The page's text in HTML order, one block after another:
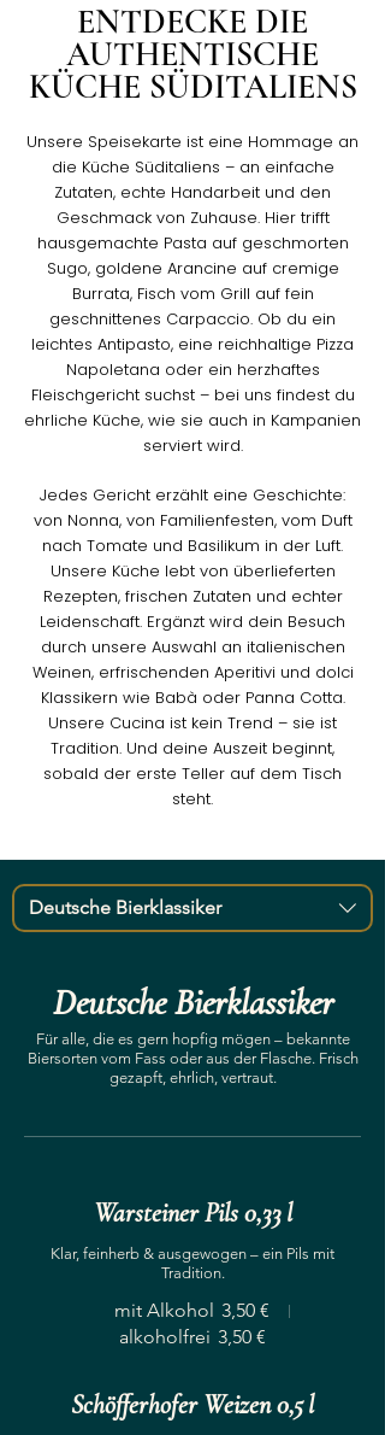
ENTDECKE DIE
AUTHENTISCHE
KÜCHE SÜDITALIENS
Unsere Speisekarte ist eine Hommage an
die Küche Süditaliens – an einfache
Zutaten, echte Handarbeit und den
Geschmack von Zuhause. Hier trifft
hausgemachte Pasta auf geschmorten
Sugo, goldene Arancine auf cremige
Burrata, Fisch vom Grill auf fein
geschnittenes Carpaccio. Ob du ein
leichtes Antipasto, eine reichhaltige Pizza
Napoletana oder ein herzhaftes
Fleischgericht suchst – bei uns findest du
ehrliche Küche, wie sie auch in Kampanien
serviert wird.
Jedes Gericht erzählt eine Geschichte:
von Nonna, von Familienfesten, vom Duft
nach Tomate und Basilikum in der Luft.
Unsere Küche lebt von überlieferten
Rezepten, frischen Zutaten und echter
Leidenschaft. Ergänzt wird dein Besuch
durch unsere Auswahl an italienischen
Weinen, erfrischenden Aperitivi und dolci
Klassikern wie Babà oder Panna Cotta.
Unsere Cucina ist kein Trend – sie ist
Tradition. Und deine Auszeit beginnt,
sobald der erste Teller auf dem Tisch
steht.
Deutsche Bierklassiker
Deutsche Bierklassiker
Für alle, die es gern hopfig mögen – bekannte
Biersorten vom Fass oder aus der Flasche. Frisch
gezapft, ehrlich, vertraut.
Warsteiner Pils 0,33 l
Klar, feinherb & ausgewogen – ein Pils mit
Tradition.
mit Alkohol 3,50 €
alkoholfrei 3,50 €
Schöfferhofer Weizen 0,5 l